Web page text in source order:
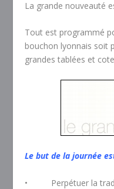
La grande nouveauté
Tout est programmé
bouchon lyonnais soit
grandes tablées et
Le but de la journée
• Perpétuer la